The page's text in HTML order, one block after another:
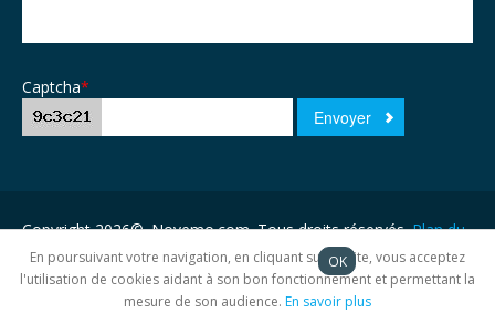
Captcha*
Copyright 2026©. Novemo.com. Tous droits réservés.Plan du
site
En poursuivant votre navigation, en cliquant sur ce site, vous acceptez
l'utilisation de cookies aidant à son bon fonctionnement et permettant la
mesure de son audience. En savoir plus
OK